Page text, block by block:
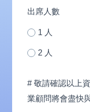
務？
出席人數
1 人
2 人
# 敬請確認以上
業顧問將會盡快